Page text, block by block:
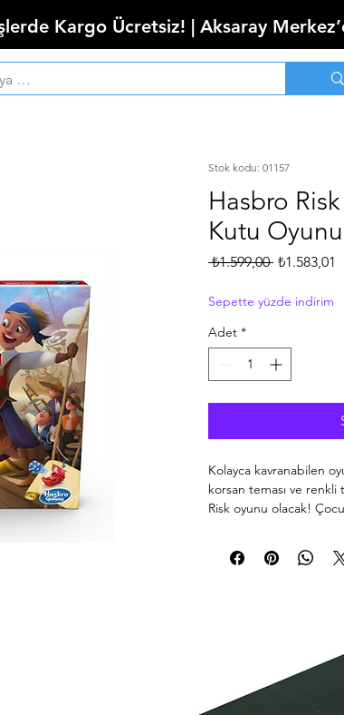
Kargo Ücretsiz! | Aksaray
Stok kodu: 01157
Hasbro
Kutu Oyunu
₺1.599,00 Normal
₺1.583,01
Sepette yüzde indirim
Adet *
Kolayca kavranabilen
korsan teması ve renkli
Risk oyunu olacak!
fethetmeye çalışıyor.
adaya sahip olan oyunu
Korsanları adalara
hazineleri ele geçirin
5 yaş ve üzeri tüm
Eğlenceli parti oyunu